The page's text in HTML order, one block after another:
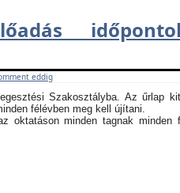
eddig
Szakosztályba. Az űrlap
félévben meg kell újítani.
oktatáson minden tagnak minden